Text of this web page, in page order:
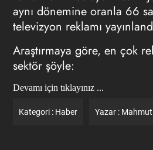
aynı dönemine oranla 66
televizyon reklamı
Araştırmaya göre, en çok
sektör şöyle:
Devamı için tıklayınız ...
Kategori : Haber Yazar :